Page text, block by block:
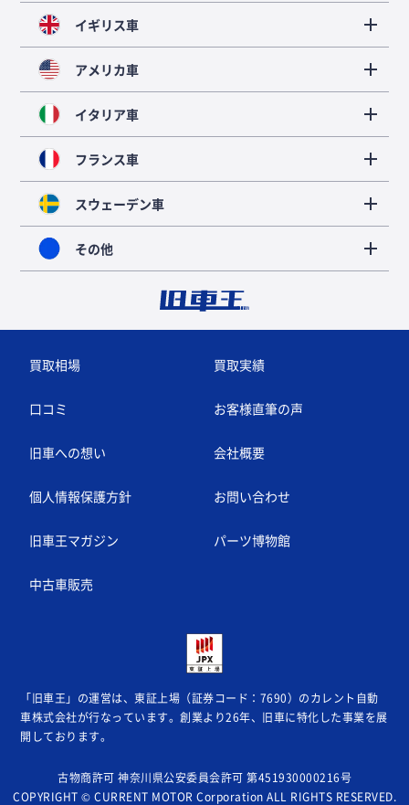
イギリス車
アメリカ車
イタリア車
フランス車
スウェーデン車
その他
買取相場 買取実績
口コミ お客様直筆の声
旧車への想い 会社概要
個人情報保護方針 お問い合わせ
旧車王マガジン パーツ博物館
中古車販売
「旧車王」の運営は、東証上場（証券コード：7690）のカレント自動
車株式会社が行なっています。創業より26年、旧車に特化した事業を展
開しております。
古物商許可 神奈川県公安委員会許可 第451930000216号
COPYRIGHT © CURRENT MOTOR Corporation ALL RIGHTS RESERVED.